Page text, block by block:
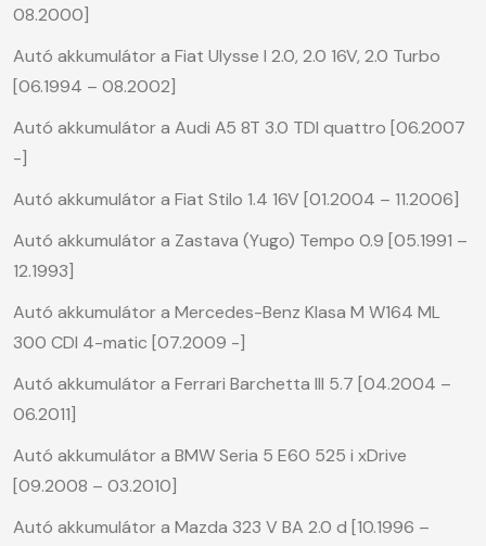
08.2000]
Autó akkumulátor a Fiat Ulysse I 2.0, 2.0 16V, 2.0 Turbo
[06.1994 – 08.2002]
Autó akkumulátor a Audi A5 8T 3.0 TDI quattro [06.2007
-]
Autó akkumulátor a Fiat Stilo 1.4 16V [01.2004 – 11.2006]
Autó akkumulátor a Zastava (Yugo) Tempo 0.9 [05.1991 –
12.1993]
Autó akkumulátor a Mercedes-Benz Klasa M W164 ML
300 CDI 4-matic [07.2009 -]
Autó akkumulátor a Ferrari Barchetta III 5.7 [04.2004 –
06.2011]
Autó akkumulátor a BMW Seria 5 E60 525 i xDrive
[09.2008 – 03.2010]
Autó akkumulátor a Mazda 323 V BA 2.0 d [10.1996 –